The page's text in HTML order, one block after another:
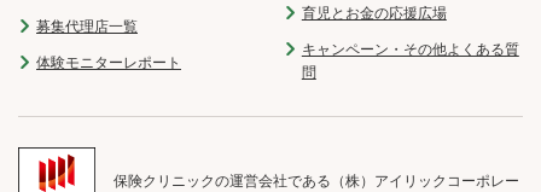
募集代理店一覧
体験モニターレポート
育児とお金の応援広場
キャンペーン・その他よくある質
問
保険クリニックの運営会社である（株）アイリックコーポレー